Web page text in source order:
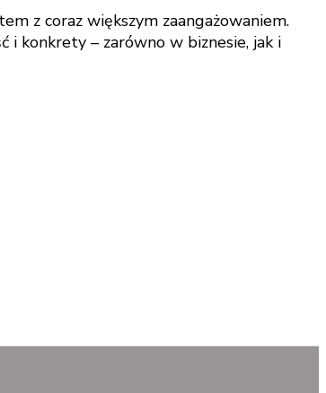
z coraz większym zaangażowaniem.
i konkrety – zarówno w biznesie, jak i